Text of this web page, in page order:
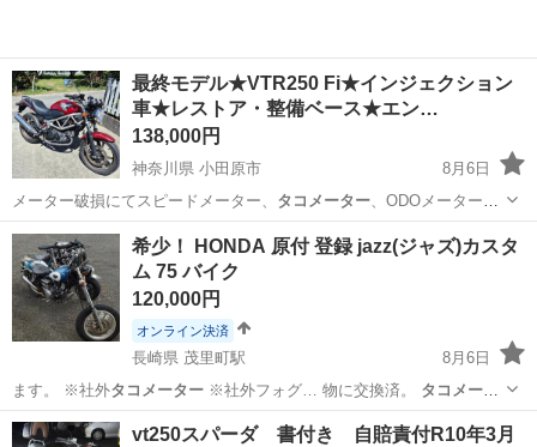
最終モデル★VTR250 Fi★インジェクション
車★レストア・整備ベース★エン…
138,000円
神奈川県 小田原市
8月6日
メーター破損にてスピードメーター、 タコメーター、ODOメーター不
動です。 距離不…
神奈川 小田原市 クラッチ
希少！ HONDA 原付 登録 jazz(ジャズ)カスタ
ム 75 バイク
120,000円
オンライン決済
長崎県 茂里町駅
8月6日
ます。 ※社外タコメーター※社外フォグ… 物に交換済。 タコメータ
ーの配線とフォグ…
長崎 長崎市 茂里町駅 ホンダ エンジン
vt250スパーダ 書付き 自賠責付R10年3月